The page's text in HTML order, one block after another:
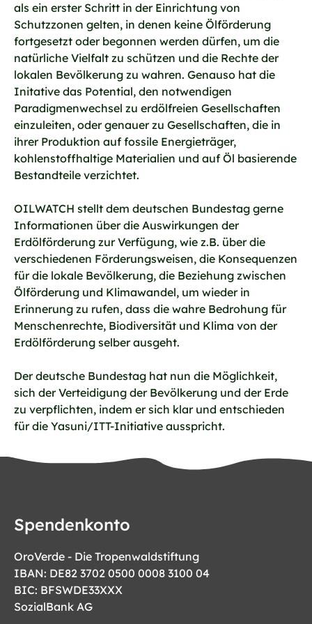
als ein erster Schritt in der Einrichtung von
Schutzzonen gelten, in denen keine Ölförderung
fortgesetzt oder begonnen werden dürfen, um die
natürliche Vielfalt zu schützen und die Rechte der
lokalen Bevölkerung zu wahren. Genauso hat die
Initative das Potential, den notwendigen
Paradigmenwechsel zu erdölfreien Gesellschaften
einzuleiten, oder genauer zu Gesellschaften, die in
ihrer Produktion auf fossile Energieträger,
kohlenstoffhaltige Materialien und auf Öl basierende
Bestandteile verzichtet.
OILWATCH stellt dem deutschen Bundestag gerne
Informationen über die Auswirkungen der
Erdölförderung zur Verfügung, wie z.B. über die
verschiedenen Förderungsweisen, die Konsequenzen
für die lokale Bevölkerung, die Beziehung zwischen
Ölförderung und Klimawandel, um wieder in
Erinnerung zu rufen, dass die wahre Bedrohung für
Menschenrechte, Biodiversität und Klima von der
Erdölförderung selber ausgeht.
Der deutsche Bundestag hat nun die Möglichkeit,
sich der Verteidigung der Bevölkerung und der Erde
zu verpflichten, indem er sich klar und entschieden
für die Yasuni/ITT-Initiative ausspricht.
Spendenkonto
OroVerde - Die Tropenwaldstiftung
IBAN: DE82 3702 0500 0008 3100 04
BIC: BFSWDE33XXX
SozialBank AG